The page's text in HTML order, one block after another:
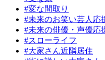
#変な間取り
#未来のお笑い芸人応
#未来の俳優・声優応
#スローライフ
#大家さん近隣居住